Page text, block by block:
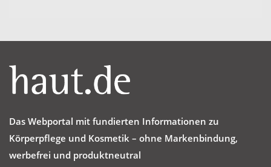
Das Webportal mit fundierten Informationen zu
Körperpflege und Kosmetik – ohne Markenbindung,
werbefrei und produktneutral